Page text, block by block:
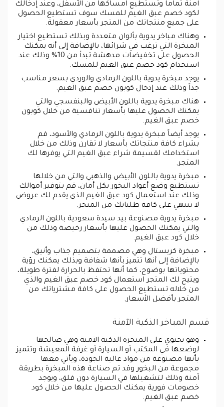
آمنة تماما وتستطيع امساكها من الأسفل، وعند إدخالك
لكود خصم عبق الغيم للمسك سوف تستطيع الحصول
على جميع منتجاتك من المتجر بأسعار معقولة.
وهناك مباخر يدوية بألوان متعددة وبذلك تستطيع اختيار
المبخرة التي ترغب في شرائها، بالإضافة إلى أنه يمكنك
الحصول على تخفيضات مدهشة تبدأ من 10% وذلك عند
استخدام كود خصم عبق الغيم للمسك.
يوجد مبخرة يدوية باللون الرمادي والوردي بسعر مناسب
جداً وذلك عند إدخال كوبون خصم عبق الغيم.
هناك مبخرة يدوية باللون الأبيض والبنفسجي والتي
يمكنك الحصول عليها بأسعار تنافسية من خلال كوبون
خصم عبق الغيم.
يوجد أيضاً مبخرة يدوية باللون الرمادي والأسود، قم
بشراء كافة منتجاتك بأسعار لا تقارن وذلك من خلال
استخدامك لقسيمة شراء عبق الغيم التي يوفرها لك
المتجر.
مبخرة يدوية باللون الأبيض والذهبي والتي من خلالها
تستطيع وضع أعواد البخور بكل أمان، قم بتوفير أموالك
وذلك عند استعمال كود عبق الغيم الذي يقدم لك عروض
لا تنتهي على كافة طلباتك من المتجر.
مبخرة يدوية مصنوعة بيد سيدة سعودية باللون الرمادي
والتي يمكنك الحصول عليها بأسعار رخيصة وذلك من
خلال كود عبق الغيم.
مبخرة كريستال وهي مصممة بتصميم جذاب وأنيق،
بالإضافة إلى أنها تتميز بأنها شفافة وبذلك يمكنك رؤية
محتوياتها بوضوح، كما أنها تحتفظ بالحرارة لفترة طويلة،
ويتيح لك المتجر استعمال كود خصم عبق الغيم والذي
من خلاله تستطيع الحصول على كافة مشترياتك من
المتجر بأفضل الأسعار.
قسم المباخر الذكية الآمنة
وهو يحتوي على المبخرة الذكية الآمنة وهي صالحها
لوضعها في المكتب أو السيارة أو غرفة المعيشة وتتميز
بأنها مصنوعة من مواد عالية الجودة، ويأتي معها
مجموعة من البخور وقد تم صناعة هذه المبخرة بطريقة
آمنة وذلك لتشغيلها في السيارة دون قلق، ويوجد
خصومات فورية يمكنك الحصول عليها من خلال كود
خصم عبق الغيم.